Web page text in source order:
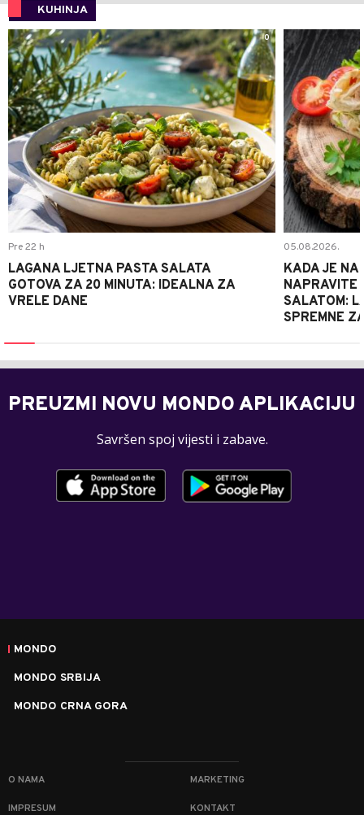
KUHINJA
0
Pre 22 h
LAGANA LJETNA PASTA SALATA
GOTOVA ZA 20 MINUTA: IDEALNA ZA
VRELE DANE
05.08.2026.
KADA JE
NAPRAVITE
SALATOM:
SPREMNE
PREUZMI NOVU MONDO APLIKACIJU
Savršen spoj vijesti i zabave.
MONDO
MONDO SRBIJA
MONDO CRNA GORA
O NAMA MARKETING
IMPRESUM KONTAKT